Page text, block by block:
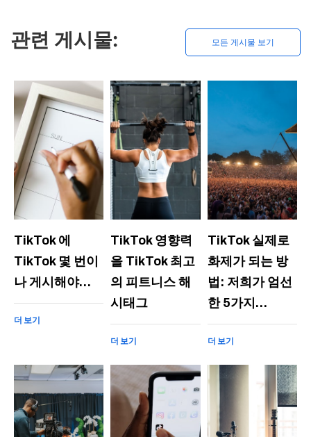
관련 게시물: 모든 게시물 보기
TikTok 에
TikTok 몇 번이
나 게시해야…
더 보기
TikTok 영향력
을 TikTok 최고
의 피트니스 해
시태그
더 보기
TikTok 실제로
화제가 되는 방
법: 저희가 엄선
한 5가지…
더 보기